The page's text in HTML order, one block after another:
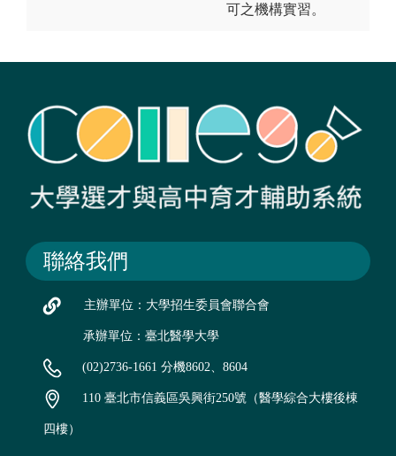
可之機構實習。
聯絡我們
主辦單位：大學招生委員會聯合會
承辦單位：臺北醫學大學
(02)2736-1661 分機8602、8604
110 臺北市信義區吳興街250號（醫學綜合大樓後棟
四樓）